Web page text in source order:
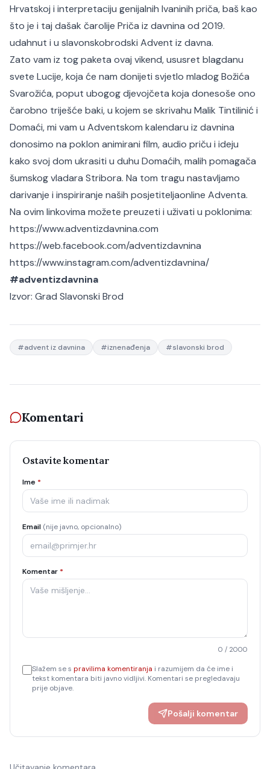
Hrvatskoj i interpretaciju genijalnih Ivaninih priča, baš kao
što je i taj dašak čarolije Priča iz davnina od 2019.
udahnut i u slavonskobrodski Advent iz davna.
Zato vam iz tog paketa ovaj vikend, ususret blagdanu
svete Lucije, koja će nam donijeti svjetlo mladog Božića
Svarožića, poput ubogog djevojčeta koja donesoše ono
čarobno triješće baki, u kojem se skrivahu Malik Tintilinić i
Domaći, mi vam u Adventskom kalendaru iz davnina
donosimo na poklon animirani film, audio priču i ideju
kako svoj dom ukrasiti u duhu Domaćih, malih pomagača
šumskog vladara Stribora. Na tom tragu nastavljamo
darivanje i inspiriranje naših posjetiteljaonline Adventa.
Na ovim linkovima možete preuzeti i uživati u poklonima:
https://www.adventizdavnina.com
https://web.facebook.com/adventizdavnina
https://www.instagram.com/adventizdavnina/
#adventizdavnina
Izvor: Grad Slavonski Brod
#advent iz davnina #iznenađenja #slavonski brod
Komentari
Ostavite komentar
Ime *
Email (nije javno, opcionalno)
Komentar *
0 / 2000
Slažem se s pravilima komentiranja i razumijem da će ime i
tekst komentara biti javno vidljivi. Komentari se pregledavaju
prije objave.
Pošalji komentar